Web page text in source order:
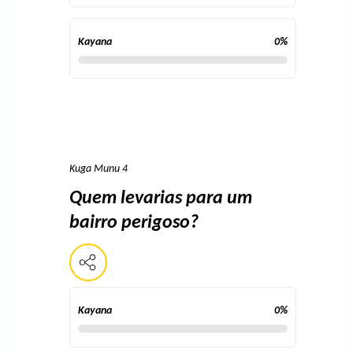
Kayana 0%
Kuga Munu 4
Quem levarias para um
bairro perigoso?
Kayana 0%